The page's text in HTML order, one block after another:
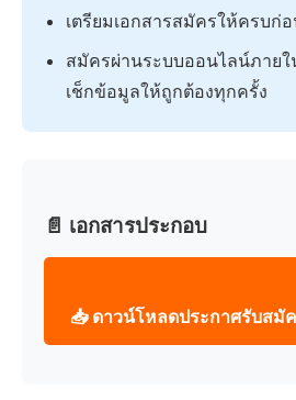
เตรียมเอกสารสมัครให้ครบก่
สมัครผ่านระบบออนไลน์ภาย
เช็กข้อมูลให้ถูกต้องทุกครั้ง
📄 เอกสารประกอบ
📥 ดาวน์โหลดประกาศรับสมั